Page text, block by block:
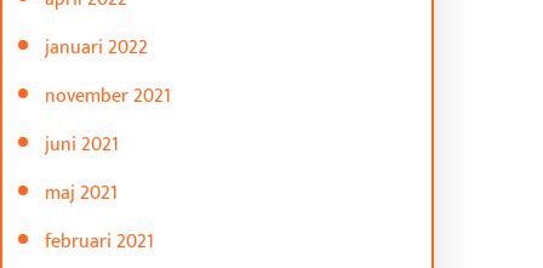
januari 2022
november 2021
juni 2021
maj 2021
februari 2021